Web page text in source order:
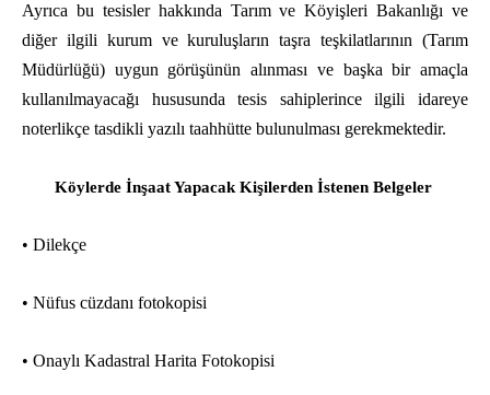
Ayrıca bu tesisler hakkında Tarım ve Köyişleri Bakanlığı ve
diğer ilgili kurum ve kuruluşların taşra teşkilatlarının (Tarım
Müdürlüğü) uygun görüşünün alınması ve başka bir amaçla
kullanılmayacağı hususunda tesis sahiplerince ilgili idareye
noterlikçe tasdikli yazılı taahhütte bulunulması gerekmektedir.
Köylerde İnşaat Yapacak Kişilerden İstenen Belgeler
• Dilekçe
• Nüfus cüzdanı fotokopisi
• Onaylı Kadastral Harita Fotokopisi